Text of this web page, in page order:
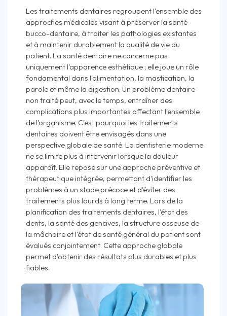
Les traitements dentaires regroupent l'ensemble des
approches médicales visant à préserver la santé
bucco-dentaire, à traiter les pathologies existantes
et à maintenir durablement la qualité de vie du
patient. La santé dentaire ne concerne pas
uniquement l'apparence esthétique ; elle joue un rôle
fondamental dans l'alimentation, la mastication, la
parole et même la digestion. Un problème dentaire
non traité peut, avec le temps, entraîner des
complications plus importantes affectant l'ensemble
de l'organisme. C'est pourquoi les traitements
dentaires doivent être envisagés dans une
perspective globale de santé. La dentisterie moderne
ne se limite plus à intervenir lorsque la douleur
apparaît. Elle repose sur une approche préventive et
thérapeutique intégrée, permettant d'identifier les
problèmes à un stade précoce et d'éviter des
traitements plus lourds à long terme. Lors de la
planification des traitements dentaires, l'état des
dents, la santé des gencives, la structure osseuse de
la mâchoire et l'état de santé général du patient sont
évalués conjointement. Cette approche globale
permet d'obtenir des résultats plus durables et plus
fiables.